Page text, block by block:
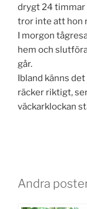
drygt 24 timmar
tror inte att hon
I morgon
hem och
går.
Ibland känns
räcker riktigt,
väckarklockan
Andra